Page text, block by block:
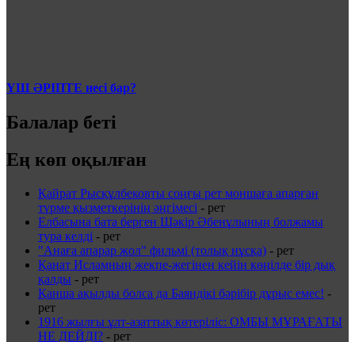
ҮШ ӘРІПТЕ несі бар?
Балалар беті
Ең көп оқылған
Қайрат Рысқұлбековты соңғы рет моншаға апарған
түрме қызметкерінің әңгімесі - рет
Елбасына бата берген Шәкір Әбенұлының болжамы
тура келді - рет
"Анаға апарар жол" фильмі (толық нұсқа) - рет
Қанат Исламның жекпе-жегінен кейін көңілде бір дық
қалды - рет
Қанша ақылды болса да Баяндікі бәрібір дұрыс емес! -
рет
1916 жылғы ұлт-азаттық көтеріліс: ОМБЫ МҰРАҒАТЫ
НЕ ДЕЙДІ? - рет